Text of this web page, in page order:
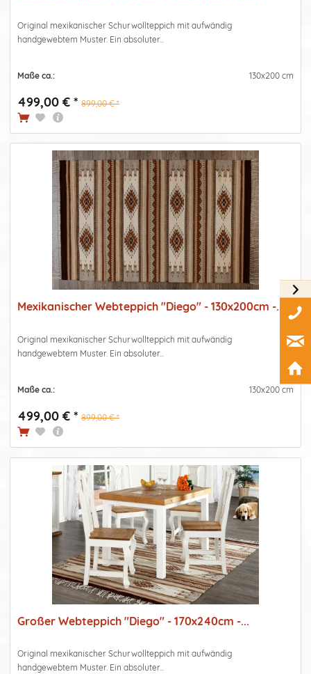
Original mexikanischer Schurwollteppich mit aufwändig
handgewebtem Muster. Ein absoluter...
Maße ca.: 130x200 cm
499,00 € * 899,00 € *
Mexikanischer Webteppich "Diego" - 130x200cm -...
Original mexikanischer Schurwollteppich mit aufwändig
handgewebtem Muster. Ein absoluter...
Maße ca.: 130x200 cm
499,00 € * 899,00 € *
Großer Webteppich "Diego" - 170x240cm -...
Original mexikanischer Schurwollteppich mit aufwändig
handgewebtem Muster. Ein absoluter...